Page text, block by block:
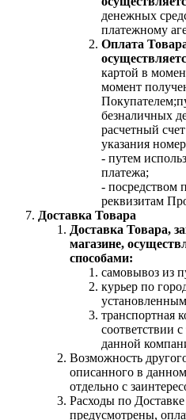
денежных
платежному
Оплата
картой в
момент
безналичных
расчетный
указания
- путем
платежа;
- посредством
реквизитам
Доставка Товара
Доставка Товара,
магазине,
способами:
самовывоз из
курьер по
транспортная
соответствии
данной
Возможность
описанного в данном
отдельно с
Расходы по
предусмотрены,